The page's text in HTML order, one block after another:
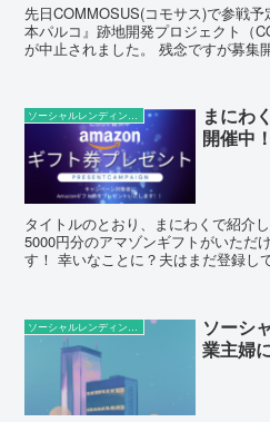
先日COMMOSUS(コモサス)で参戦
本パルコ』跡地開発プロジェクト（
が中止されました。 残念ですが募集
ソーシャルレンディングの話題
まにわ
開催中
タイトルのとおり、まにわくで紹介
5000円分のアマゾンギフトがいただ
す！ 幸いなことに？夫はまだ登録し
ソーシ
業主婦